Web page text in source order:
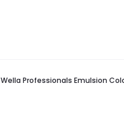
Wella Professionals Emulsion